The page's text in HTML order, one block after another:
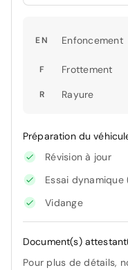
EN Enfoncement
F Frottement
R Rayure
Préparation du
Révision à jour
Essai dynamique
Vidange
Document(s)
Pour plus de détails,